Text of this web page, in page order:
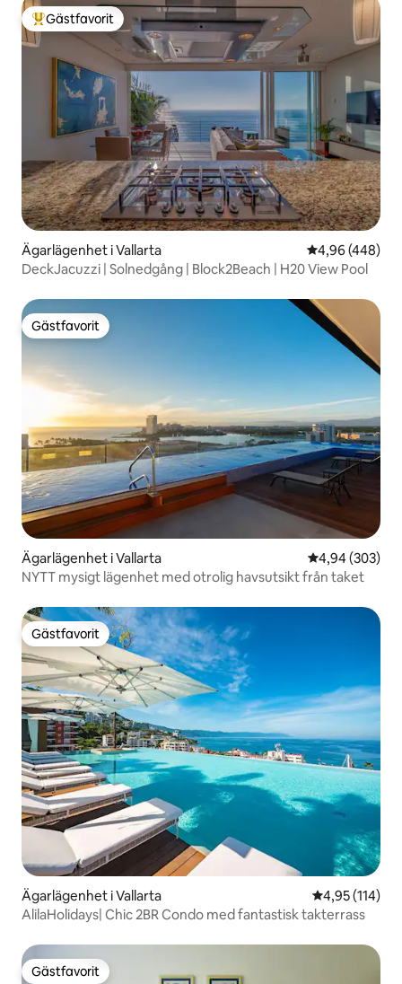
Populär gästfavorit
Gästfavorit
Ägarlägenhet i Vallarta 4,96 av 5 i
4,96 (448)
DeckJacuzzi | Solnedgång | Block2Beach | H20 View Pool
Gästfavorit
Gästfavorit
Ägarlägenhet i Vallarta 4,94 av 5 i
4,94 (303)
NYTT mysigt lägenhet med otrolig havsutsikt från taket
Gästfavorit
Gästfavorit
Ägarlägenhet i Vallarta 4,95 av 5 i
4,95 (114)
AlilaHolidays| Chic 2BR Condo med fantastisk takterrass
Gästfavorit
Gästfavorit